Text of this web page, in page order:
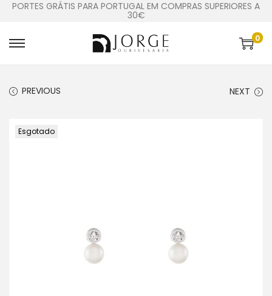
PORTES GRÁTIS PARA PORTUGAL EM COMPRAS SUPERIORES A
30€
0
PREVIOUS NEXT
Esgotado